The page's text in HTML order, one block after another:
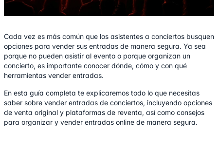
Cada vez es más común que los asistentes a conciertos busquen
opciones para vender sus entradas de manera segura. Ya sea
porque no pueden asistir al evento o porque organizan un
concierto, es importante conocer dónde, cómo y con qué
herramientas vender entradas.
En esta guía completa te explicaremos todo lo que necesitas
saber sobre vender entradas de conciertos, incluyendo opciones
de venta original y plataformas de reventa, así como consejos
para organizar y vender entradas online de manera segura.